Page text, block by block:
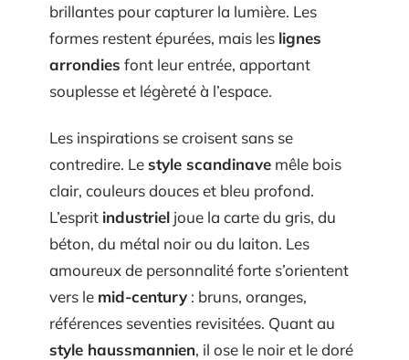
brillantes pour capturer la lumière. Les
formes restent épurées, mais les lignes
arrondies font leur entrée, apportant
souplesse et légèreté à l’espace.
Les inspirations se croisent sans se
contredire. Lestyle scandinave mêle bois
clair, couleurs douces et bleu profond.
L’esprit industriel joue la carte du gris, du
béton, du métal noir ou du laiton. Les
amoureux de personnalité forte s’orientent
vers le mid-century : bruns, oranges,
références seventies revisitées. Quant au
style haussmannien, il ose le noir et le doré